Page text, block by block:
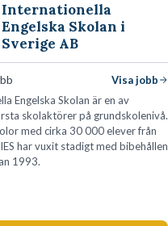
Internationella
Engelska Skolan i
Sverige AB
Visa jobb
Engelska Skolan är en av
skolaktörer på grundskolenivå.
med cirka 30 000 elever från
har vuxit stadigt med bibehållen
1993.